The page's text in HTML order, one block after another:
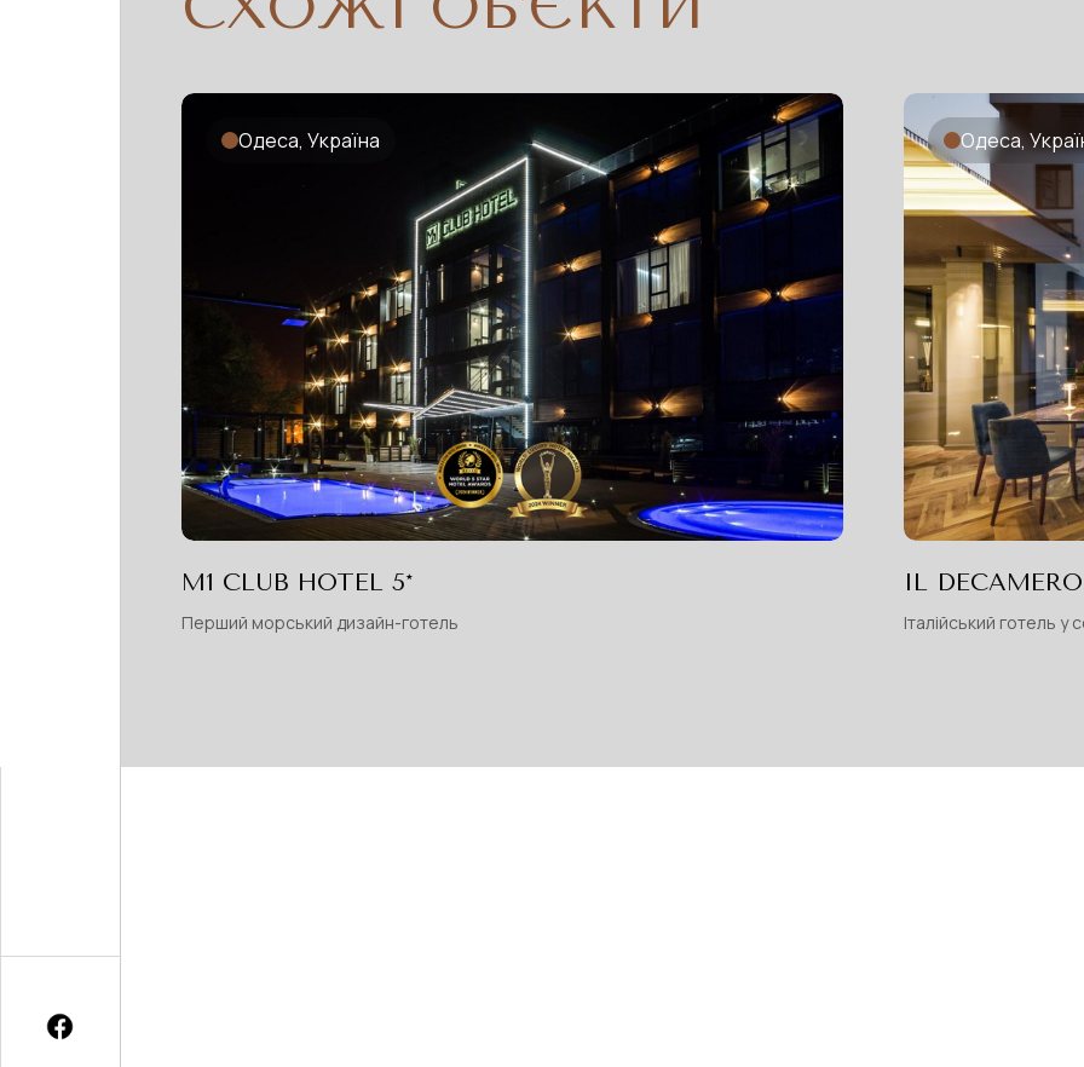
Одеса, Україна
М1 CLUB HOTEL 5*
Перший морський дизайн-готель
Одеса,
IL
Італійський готель у